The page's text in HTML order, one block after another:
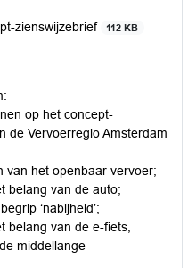
zienswijzebrief 112 KB
op het concept-
de Vervoerregio Amsterdam
van het openbaar vervoer;
belang van de auto;
‘nabijheid’;
belang van de e-fiets,
middellange